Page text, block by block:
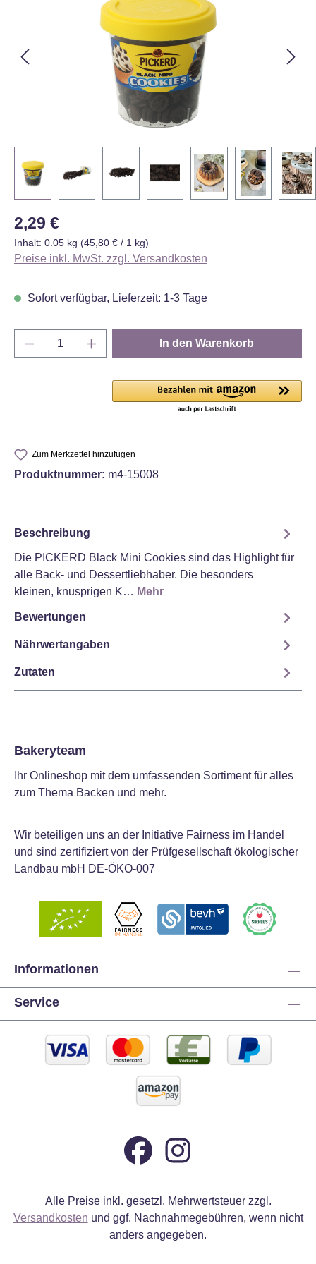
Regulärer Preis:
2,29 €
Inhalt: 0.05 kg (45,80 € / 1 kg)
Preise inkl. MwSt. zzgl. Versandkosten
Sofort verfügbar, Lieferzeit: 1-3 Tage
Produkt Anzahl: Gib den gewünschten
In den Warenkorb
Zum Merkzettel hinzufügen
Produktnummer: m4-15008
Beschreibung
Die PICKERD Black Mini Cookies sind das Highlight für
alle Back- und Dessertliebhaber. Die besonders
kleinen, knusprigen K… Mehr
Bewertungen
Nährwertangaben
Zutaten
Bakeryteam
Ihr Onlineshop mit dem umfassenden Sortiment für alles
zum Thema Backen und mehr.
Wir beteiligen uns an der Initiative Fairness im Handel
und sind zertifiziert von der Prüfgesellschaft ökologischer
Landbau mbH DE-ÖKO-007
Informationen
Service
Alle Preise inkl. gesetzl. Mehrwertsteuer zzgl.
Versandkosten und ggf. Nachnahmegebühren, wenn nicht
anders angegeben.